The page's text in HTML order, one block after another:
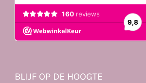
BLIJF OP DE HOOGTE